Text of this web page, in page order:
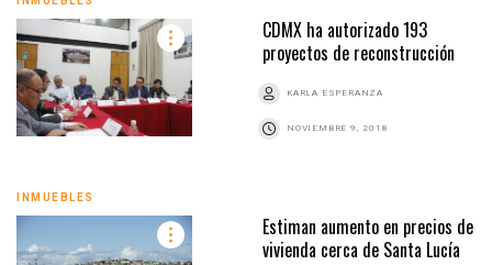
CDMX ha autorizado 193
proyectos de reconstrucción
KARLA ESPERANZA
NOVIEMBRE 9, 2018
INMUEBLES
Estiman aumento en precios de
vivienda cerca de Santa Lucía